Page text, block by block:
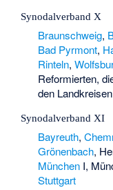
Synodalverband X
Braunschweig,
Bad Pyrmont,
Rinteln,
Reformierten,
den Landkreisen
Synodalverband XI
Bayreuth,
Grönenbach,
MünchenI,
Stuttgart